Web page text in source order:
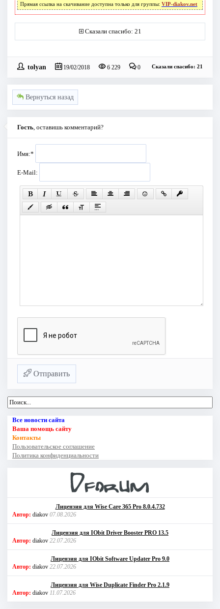
Прямая ссылка на скачивание доступна только для группы: VIP-diakov.net
Сказали спасибо: 21
tolyan 19/02/2018 6 229 0 Сказали спасибо: 21
Вернуться назад
Гость, оставишь комментарий?
Имя:*
E-Mail:
Отправить
Все новости сайта
Ваша помощь сайту
Контакты
Пользовательское соглашение
Политика конфиденциальности
Лицензия для Wise Care 365 Pro 8.0.4.732
Автор: diakov 07.08.2026
Лицензия для IObit Driver Booster PRO 13.5
Автор: diakov 22.07.2026
Лицензия для IObit Software Updater Pro 9.0
Автор: diakov 22.07.2026
Лицензия для Wise Duplicate Finder Pro 2.1.9
Автор: diakov 11.07.2026